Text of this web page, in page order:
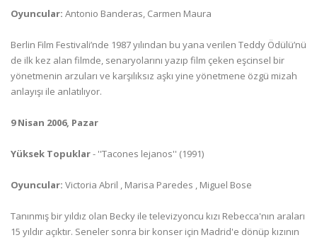
Oyuncular: Antonio Banderas, Carmen Maura
Berlin Film Festivali’nde 1987 yılından bu yana verilen Teddy Ödülü’nü
de ilk kez alan filmde, senaryolarını yazıp film çeken eşcinsel bir
yönetmenin arzuları ve karşılıksız aşkı yine yönetmene özgü mizah
anlayışı ile anlatılıyor.
9 Nisan 2006, Pazar
Yüksek Topuklar- ''Tacones lejanos'' (1991)
Oyuncular: Victoria Abril , Marisa Paredes , Miguel Bose
Tanınmış bir yıldız olan Becky ile televizyoncu kızı Rebecca'nın araları
15 yıldır açıktır. Seneler sonra bir konser için Madrid'e dönüp kızının